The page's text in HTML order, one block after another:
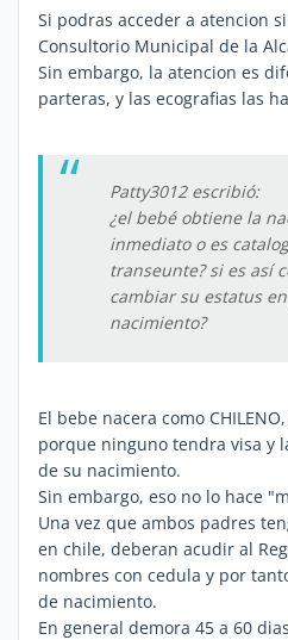
Si podras acceder a atencion
Consultorio Municipal de la
Sin embargo, la atencion es
parteras, y las ecografias las
Patty3012 escribió:
¿el bebé obtiene la
inmediato o es
transeunte? si es así
cambiar su estatus
nacimiento?
El bebe nacera como
porque ninguno tendra visa y
de su nacimiento.
Sin embargo, eso no lo hace
Una vez que ambos padres
en chile, deberan acudir al
nombres con cedula y por
de nacimiento.
En general demora 45 a 60